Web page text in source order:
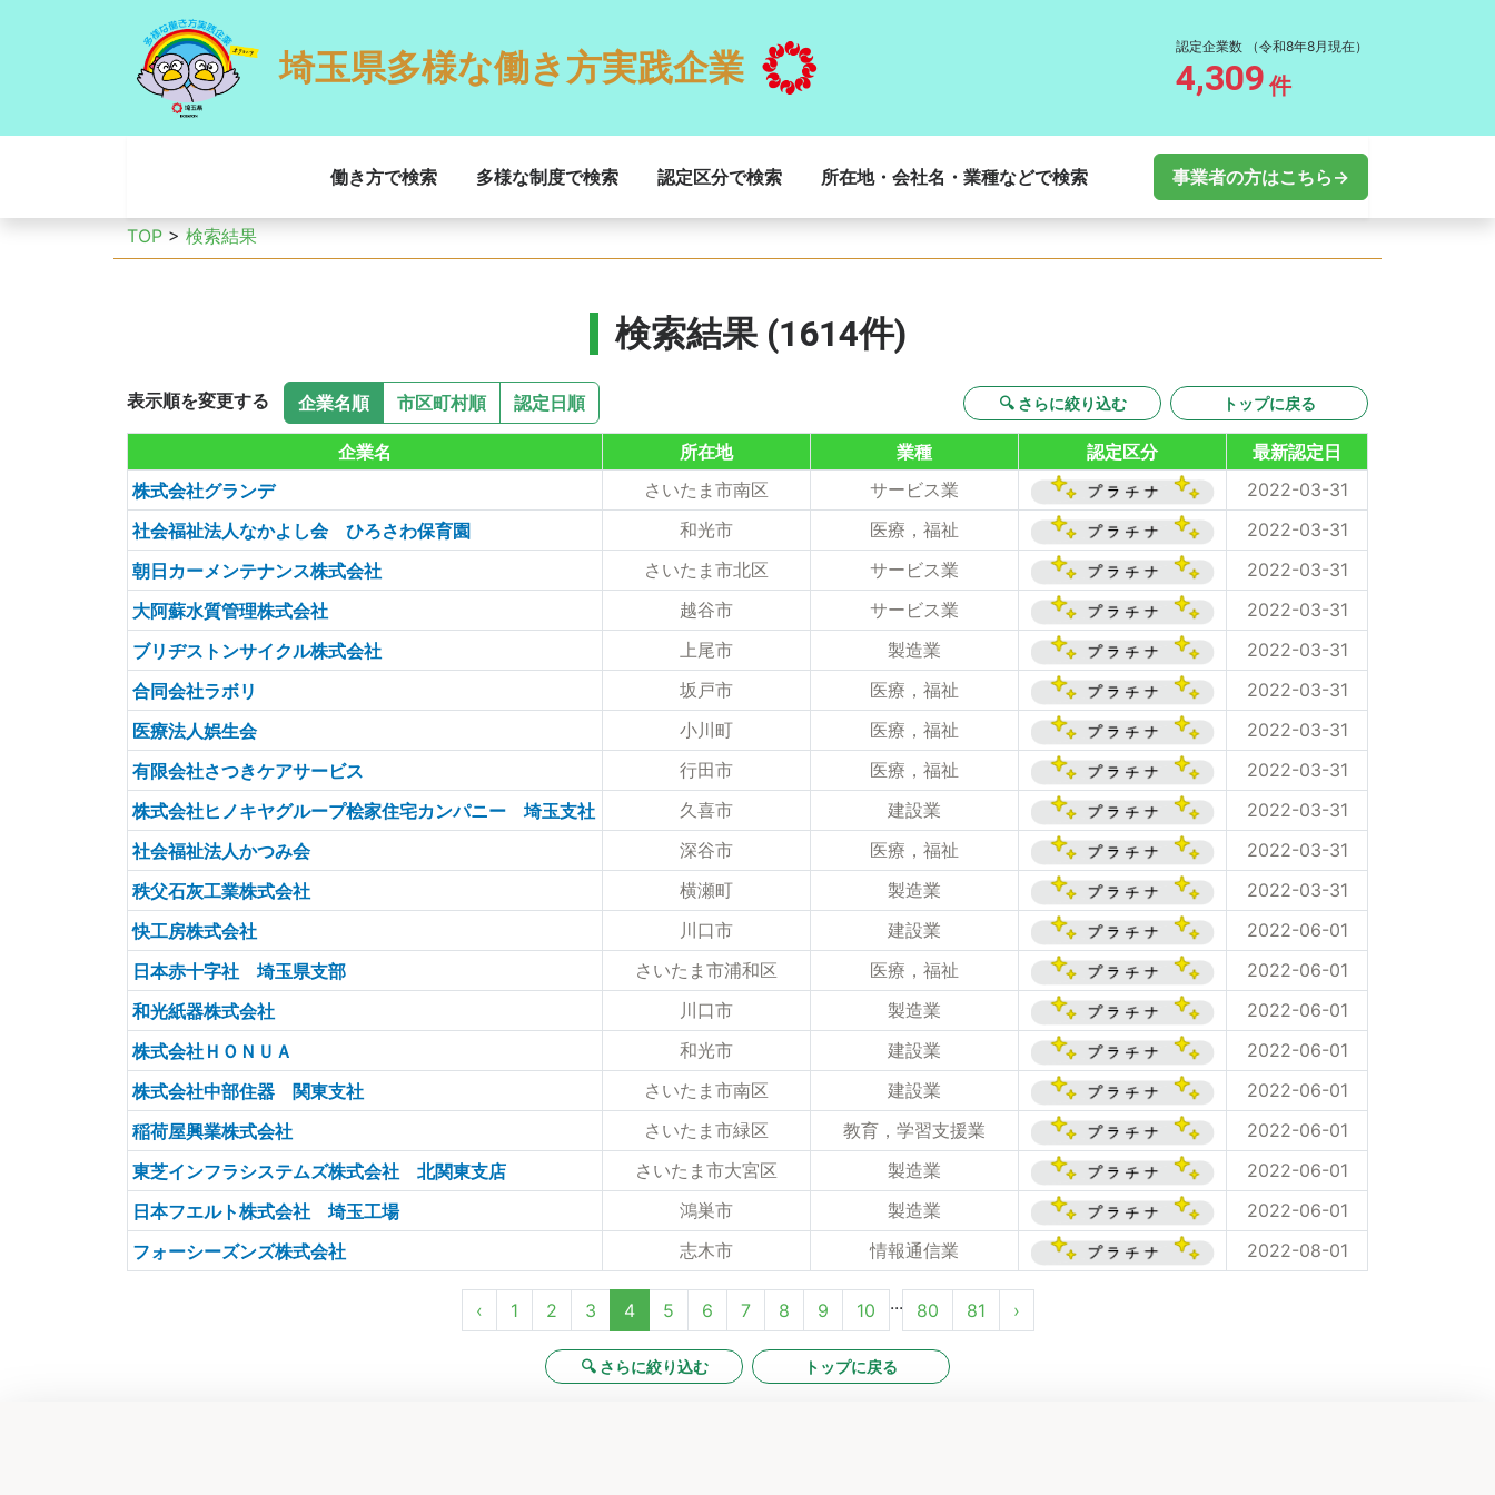
埼玉県多様な働き方実践企業
認定企業数 （令和8年8月現在）
4,309 件
働き方で検索 多様な制度で検索 認定区分で検索 所在地・会社名・業種などで検索 事業者の方はこちら→
TOP > 検索結果
検索結果 (1614件)
表示順を変更する 企業名順 市区町村順 認定日順 🔍 さらに絞り込む トップに戻る
企業名 所在地 業種 認定区分
最新認定日
株式会社グランデ
さいたま市南区 サービス業
2022-03-31
社会福祉法人なかよし会 ひろさわ保育園
和光市 医療，福祉
2022-03-31
朝日カーメンテナンス株式会社
さいたま市北区 サービス業
2022-03-31
大阿蘇水質管理株式会社
越谷市 サービス業
2022-03-31
ブリヂストンサイクル株式会社
上尾市 製造業
2022-03-31
合同会社ラボリ
坂戸市 医療，福祉
2022-03-31
医療法人娯生会
小川町 医療，福祉
2022-03-31
有限会社さつきケアサービス
行田市 医療，福祉
2022-03-31
株式会社ヒノキヤグループ桧家住宅カンパニー 埼玉支社
久喜市 建設業
2022-03-31
社会福祉法人かつみ会
深谷市 医療，福祉
2022-03-31
秩父石灰工業株式会社
横瀬町 製造業
2022-03-31
快工房株式会社
川口市 建設業
2022-06-01
日本赤十字社 埼玉県支部
さいたま市浦和区 医療，福祉
2022-06-01
和光紙器株式会社
川口市 製造業
2022-06-01
株式会社ＨＯＮＵＡ
和光市 建設業
2022-06-01
株式会社中部住器 関東支社
さいたま市南区 建設業
2022-06-01
稲荷屋興業株式会社
さいたま市緑区 教育，学習支援業
2022-06-01
東芝インフラシステムズ株式会社 北関東支店
さいたま市大宮区 製造業
2022-06-01
日本フエルト株式会社 埼玉工場
鴻巣市 製造業
2022-06-01
フォーシーズンズ株式会社
志木市 情報通信業 2022-08-01
‹ 1 2 3 4 5 6 7 8 9 10 ... 80 81 ›
🔍 さらに絞り込む トップに戻る